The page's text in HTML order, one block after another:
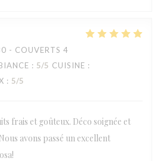
- COUVERTS 4
: 5/5 CUISINE :
: 5/5
frais et goûteux. Déco soignée et
avons passé un excellent